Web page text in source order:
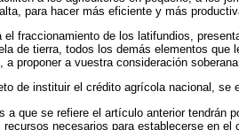
para hacer más eficiente y más
fraccionamiento de los latifundios,
de tierra, todos los demás elementos
a proponer a vuestra consideración
de instituir el crédito agrícola nacional,
a que se refiere el artículo anterior tendrán
necesarios para establecerse en